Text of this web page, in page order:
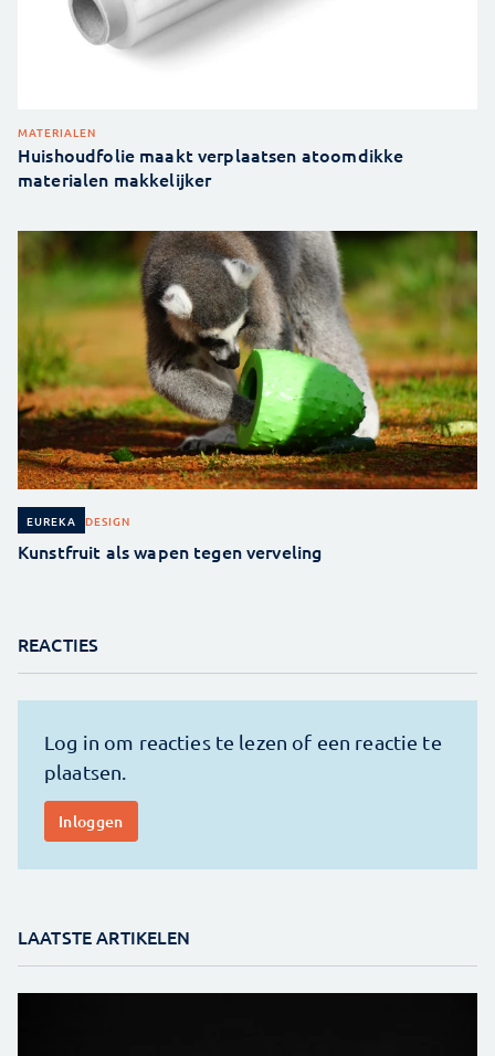
MATERIALEN
Huishoudfolie maakt verplaatsen atoomdikke
materialen makkelijker
EUREKA DESIGN
Kunstfruit als wapen tegen verveling
REACTIES
LAATSTE ARTIKELEN